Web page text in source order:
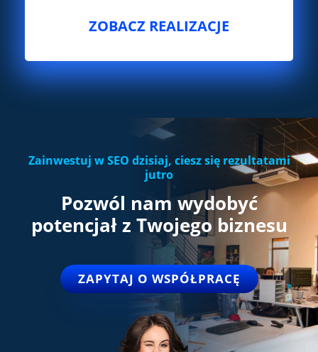
ZOBACZ REALIZACJE
Zainwestuj w SEO dzisiaj, ciesz się rezultatami
jutro
Pozwól nam wydobyć
potencjał z Twojego biznesu
ZAPYTAJ O WSPÓŁPRACĘ